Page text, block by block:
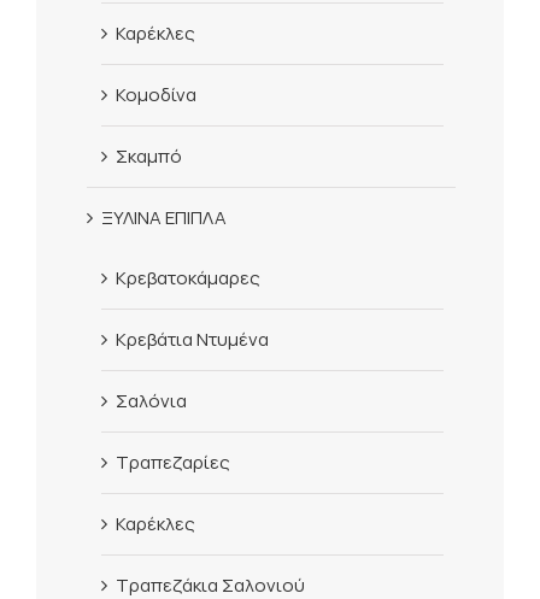
Καρέκλες
Κομοδίνα
Σκαμπό
ΞΥΛΙΝΑ ΕΠΙΠΛΑ
Κρεβατοκάμαρες
Κρεβάτια Ντυμένα
Σαλόνια
Τραπεζαρίες
Καρέκλες
Τραπεζάκια Σαλονιού